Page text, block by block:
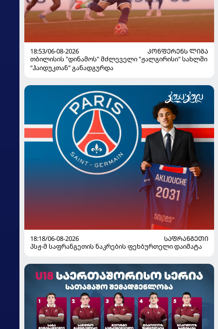
18:53/06-08-2026
ᲙᲝᲜᲤᲔᲠᲔᲜᲡ ᲚᲘᲒᲐ
თბილისის "დინამოს" მძლეველი "ჟალგირისი" სახლში
"ჰაიდუკთან" განადგურდა
18:18/06-08-2026
ᲡᲐᲤᲠᲐᲜᲒᲔᲗᲘ
პსჟ-მ საფრანგეთის ნაკრების ფეხბურთელი დაიმატა